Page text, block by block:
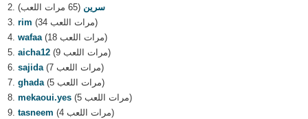
سرين (65 مرات اللعب)
rim
(34 مرات اللعب)
wafaa
(18 مرات اللعب)
aicha12
(9 مرات اللعب)
sajida
(7 مرات اللعب)
ghada
(5 مرات اللعب)
mekaoui.yes
(5 مرات اللعب)
tasneem
(4 مرات اللعب)